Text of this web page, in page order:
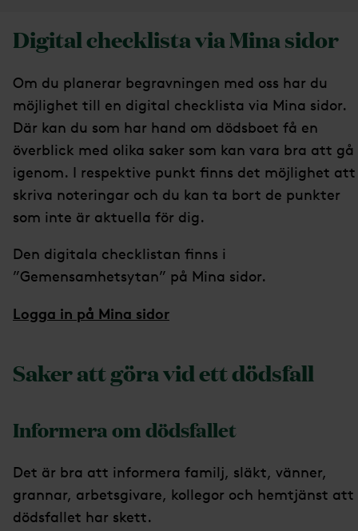
Digital checklista via Mina sidor
Om du planerar begravningen med oss har du
möjlighet till en digital checklista via Mina sidor.
Där kan du som har hand om dödsboet få en
överblick med olika saker som kan vara bra att gå
igenom. I respektive punkt finns det möjlighet att
skriva noteringar och du kan ta bort de punkter
som inte är aktuella för dig.
Den digitala checklistan finns i
”Gemensamhetsytan” på Mina sidor.
Logga in på Mina sidor
Saker att göra vid ett dödsfall
Informera om dödsfallet
Det är bra att informera familj, släkt, vänner,
grannar, arbetsgivare, kollegor och hemtjänst att
dödsfallet har skett.